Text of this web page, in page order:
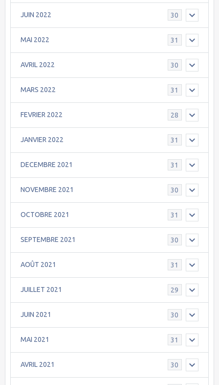
JUIN 2022 30
MAI 2022 31
AVRIL 2022 30
MARS 2022 31
FEVRIER 2022 28
JANVIER 2022 31
DECEMBRE 2021 31
NOVEMBRE 2021 30
OCTOBRE 2021 31
SEPTEMBRE 2021 30
AOÛT 2021 31
JUILLET 2021 29
JUIN 2021 30
MAI 2021 31
AVRIL 2021 30